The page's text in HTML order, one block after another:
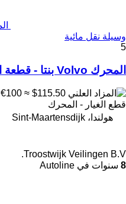
وسيلة نقل مائية
5
المحرك Volvo بنتا - قطعة الذيل لـ وسيلة نقل مائية
€100 ≈ $115.50
قطع الغيار - المحرك
هولندا، Sint-Maartensdijk
Troostwijk Veilingen B.V.
8 سنوات في Autoline